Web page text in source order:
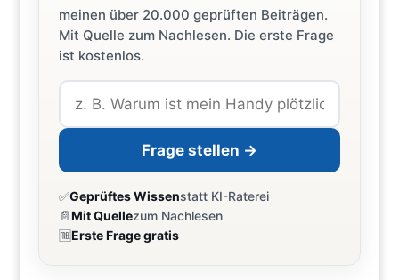
meinen über 20.000 geprüften Beiträgen.
Mit Quelle zum Nachlesen. Die erste Frage
ist kostenlos.
Frage stellen →
✅Geprüftes Wissenstatt KI-Raterei
📄Mit Quellezum Nachlesen
🆓Erste Frage gratis